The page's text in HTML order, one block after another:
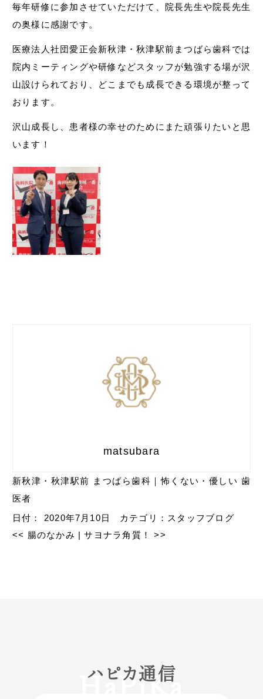
毎年研修に参加させていただけて、院長先生や院長先生
の奥様に感謝です。
医療法人社団愛正会新秋津・秋津駅前まつばら歯科では
院内ミーティングや研修などスタッフが勉強する場が沢
山設けられており、どこまでも成長できる環境が整って
おります。
沢山成長し、患者様の幸せのためにまた頑張りたいと思
います！
matsubara
新秋津・秋津駅前 まつばら歯科｜怖くない・優しい 歯
医者
日付： 2020年7月10日 カテゴリ： スタッフブログ
<< 腸のなかみ |サヨナラ角質！>>
ハピカ通信